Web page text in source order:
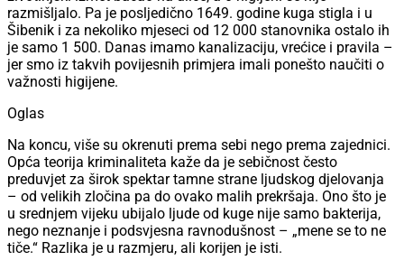
razmišljalo. Pa je posljedično 1649. godine kuga stigla i u
Šibenik i za nekoliko mjeseci od 12 000 stanovnika ostalo ih
je samo 1 500. Danas imamo kanalizaciju, vrećice i pravila –
jer smo iz takvih povijesnih primjera imali ponešto naučiti o
važnosti higijene.
Oglas
Na koncu, više su okrenuti prema sebi nego prema zajednici.
Opća teorija kriminaliteta kaže da je sebičnost često
preduvjet za širok spektar tamne strane ljudskog djelovanja
– od velikih zločina pa do ovako malih prekršaja. Ono što je
u srednjem vijeku ubijalo ljude od kuge nije samo bakterija,
nego neznanje i podsvjesna ravnodušnost – „mene se to ne
tiče.“ Razlika je u razmjeru, ali korijen je isti.